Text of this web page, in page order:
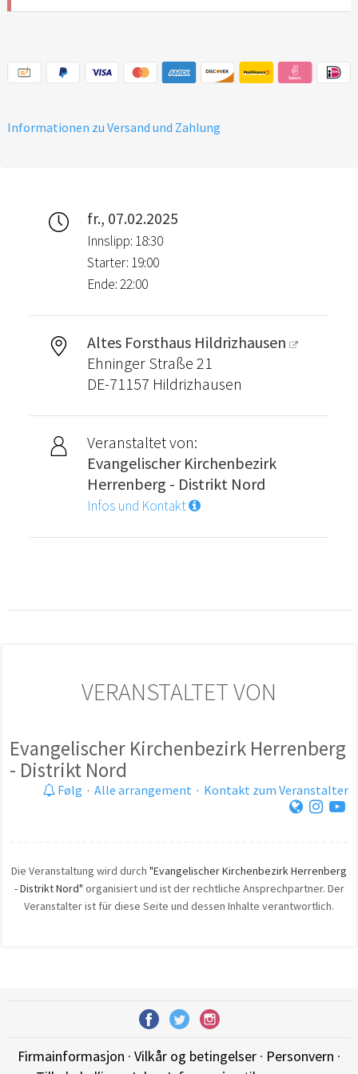
Informationen zu Versand und Zahlung
fr., 07.02.2025
Innslipp: 18:30
Starter: 19:00
Ende: 22:00
Altes Forsthaus Hildrizhausen
Ehninger Straße 21
DE-71157 Hildrizhausen
Veranstaltet von:
Evangelischer Kirchenbezirk
Herrenberg - Distrikt Nord
Infos und Kontakt
VERANSTALTET VON
Evangelischer Kirchenbezirk Herrenberg
- Distrikt Nord
Følg · Alle arrangement · Kontakt zum Veranstalter
Die Veranstaltung wird durch "Evangelischer Kirchenbezirk Herrenberg
- Distrikt Nord" organisiert und ist der rechtliche Ansprechpartner. Der
Veranstalter ist für diese Seite und dessen Inhalte verantwortlich.
Firmainformasjon · Vilkår og betingelser · Personvern ·